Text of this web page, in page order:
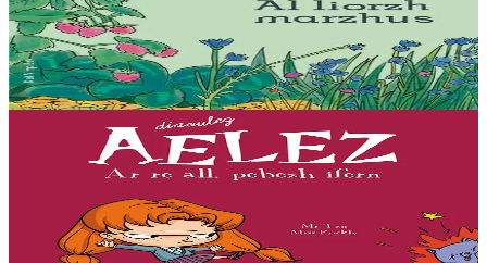
Un dastumad kronikennoù war al liorzhañ : penaos gounit legumaj
ha derc’hel ur bevliesseurted pinvidik el liorzh ? Danvez al levr-mañ
zo bet skrivet e...
Er stok18,00 €
Ar re all, pebezh ifern
« Evit lakaat ma zud da dreiñ sot, boureviañ ma c’hazh droch,
stourm a-enep Jadenn hag he mignonezed pe frailhañ kalon Jafrez...